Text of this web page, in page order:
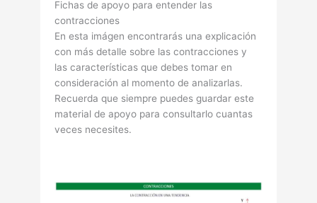
Fichas de apoyo para entender las
contracciones
En esta imágen encontrarás una explicación
con más detalle sobre las contracciones y
las caracterí­sticas que debes tomar en
consideración al momento de analizarlas.
Recuerda que siempre puedes guardar este
material de apoyo para consultarlo cuantas
veces necesites.